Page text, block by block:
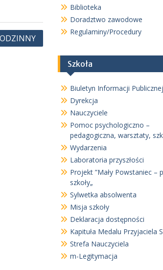
Biblioteka
Doradztwo zawodowe
Regulaminy/Procedury
Szkoła
Biuletyn Informacji Publicznej
Dyrekcja
Nauczyciele
Pomoc psychologiczno –
pedagogiczna, warsztaty,
Wydarzenia
Laboratoria przyszłości
Projekt ”Mały Powstaniec –
szkoły„
Sylwetka absolwenta
Misja szkoły
Deklaracja dostępności
Kapituła Medalu Przyjaciela
Strefa Nauczyciela
m-Legitymacja